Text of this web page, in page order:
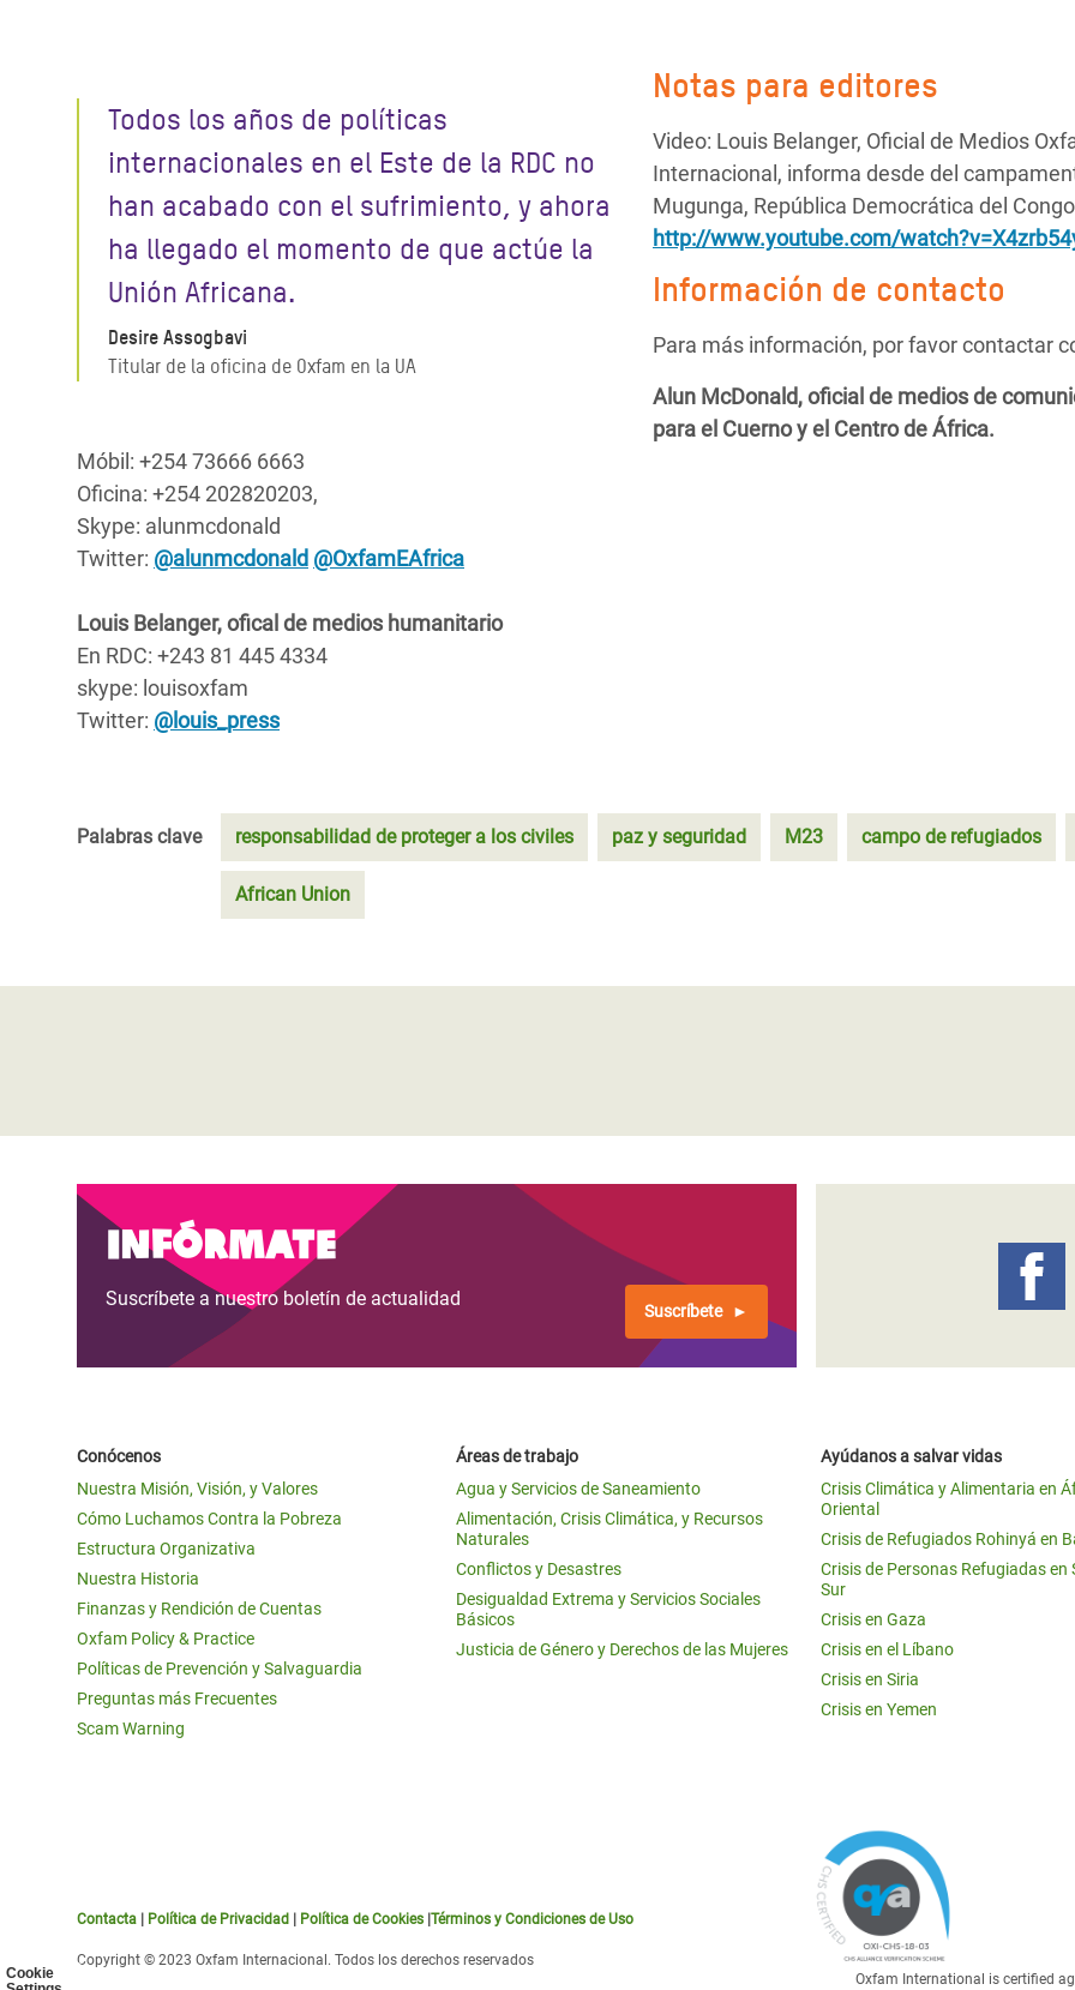
Cookie
Todos los años de políticas
internacionales en el Este de la RDC no
han acabado con el sufrimiento, y ahora
ha llegado el momento de que actúe la
Unión Africana.
Desire Assogbavi
Titular de la oficina de Oxfam en la UA
Notas para editores
Video: Louis Belanger, Oficial de Medios
Internacional, informa desde del
Mugunga, República Democrática del
http://www.youtube.com/
Información de contacto
Para más información, por favor contactar
Alun McDonald, oficial de medios de
para el Cuerno y el Centro de África.
Móbil: +254 73666 6663
Oficina: +254 202820203,
Skype: alunmcdonald
Twitter: @alunmcdonald @OxfamEAfrica
Louis Belanger, ofical de medios humanitario
En RDC: +243 81 445 4334
skype: louisoxfam
Twitter: @louis_press
Palabras clave responsabilidad de proteger a los civiles paz y seguridad M23 campo de refugiados
African Union
Infórmate
Suscríbete a nuestro boletín de actualidad
Suscríbete
Conócenos
Nuestra Misión, Visión, y Valores
Cómo Luchamos Contra la Pobreza
Estructura Organizativa
Nuestra Historia
Finanzas y Rendición de Cuentas
Oxfam Policy & Practice
Políticas de Prevención y Salvaguardia
Preguntas más Frecuentes
Scam Warning
Áreas de trabajo
Agua y Servicios de Saneamiento
Alimentación, Crisis Climática, y Recursos
Naturales
Conflictos y Desastres
Desigualdad Extrema y Servicios Sociales
Básicos
Justicia de Género y Derechos de las Mujeres
Ayúdanos a salvar vidas
Crisis Climática y Alimentaria en
Oriental
Crisis de Refugiados Rohinyá en
Crisis de Personas Refugiadas en
Sur
Crisis en Gaza
Crisis en el Líbano
Crisis en Siria
Crisis en Yemen
Contacta Política de Privacidad Política de Cookies Términos y Condiciones de Uso
Copyright © 2023 Oxfam Internacional. Todos los derechos reservados
Oxfam International is certified